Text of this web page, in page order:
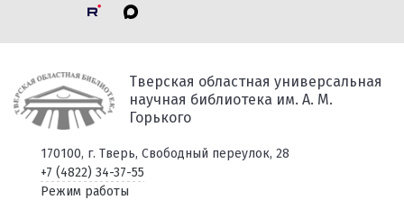
Тверская областная универсальная
научная библиотека им. А. М.
Горького
170100, г. Тверь, Свободный переулок, 28
+7 (4822) 34-37-55
Режим работы